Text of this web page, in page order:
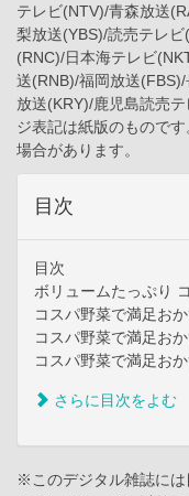
テレビ(NTV)/青森放送
梨放送(YBS)/読売テレ
(RNC)/日本海テレビ
送(RNB)/福岡放送
放送(KRY)/鹿児島読売
ジ表記は紙版のもので
場合があります。
目次
目次
ボリュームたっぷり
コスパ野菜で満足お
コスパ野菜で満足お
コスパ野菜で満足お
さらに目次をよむ
※このデジタル雑誌には